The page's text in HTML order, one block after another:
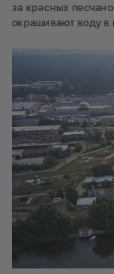
за красных
окрашивают воду в